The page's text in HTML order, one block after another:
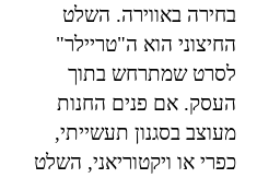
בחירה באווירה. השלט
החיצוני הוא ה"טריילר"
לסרט שמתרחש בתוך
העסק. אם פנים החנות
מעוצב בסגנון תעשייתי,
כפרי או ויקטוריאני, השלט